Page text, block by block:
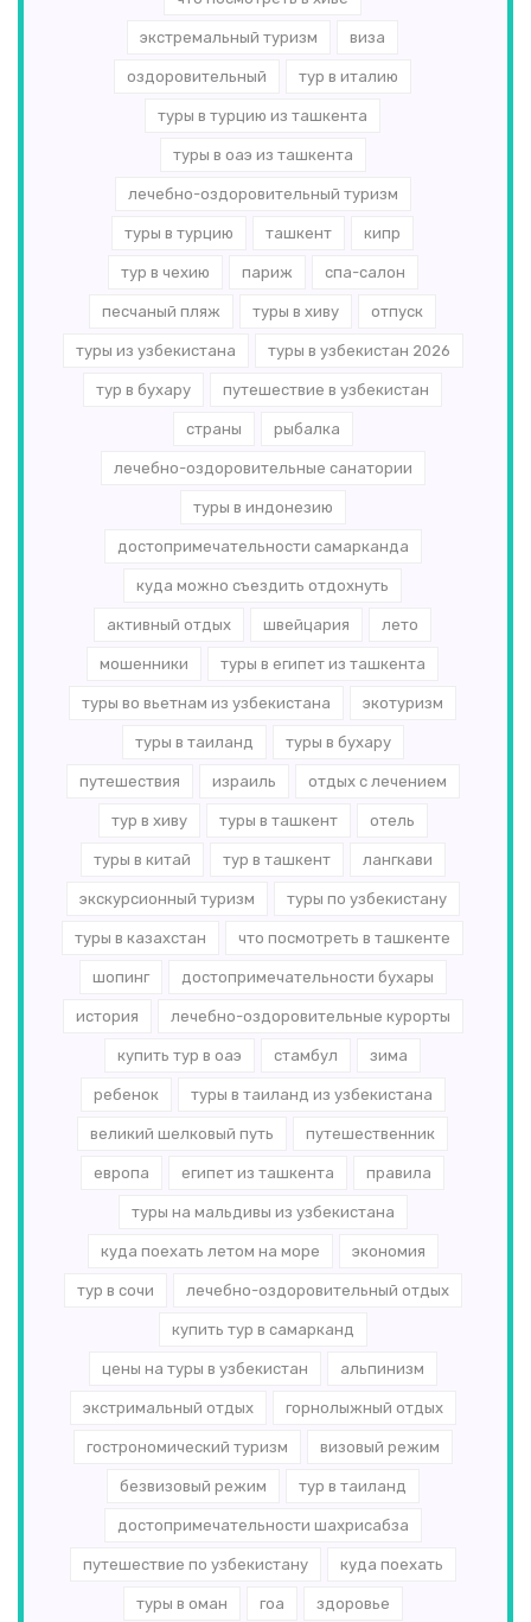
экстремальный туризм виза
оздоровительный тур в италию
туры в турцию из ташкента
туры в оаэ из ташкента
лечебно-оздоровительный туризм
туры в турцию ташкент кипр
тур в чехию париж спа-салон
песчаный пляж туры в хиву отпуск
туры из узбекистана туры в узбекистан 2026
тур в бухару путешествие в узбекистан
страны рыбалка
лечебно-оздоровительные санатории
туры в индонезию
достопримечательности самарканда
куда можно съездить отдохнуть
активный отдых швейцария лето
мошенники туры в египет из ташкента
туры во вьетнам из узбекистана экотуризм
туры в таиланд туры в бухару
путешествия израиль отдых с лечением
тур в хиву туры в ташкент отель
туры в китай тур в ташкент лангкави
экскурсионный туризм туры по узбекистану
туры в казахстан что посмотреть в ташкенте
шопинг достопримечательности бухары
история лечебно-оздоровительные курорты
купить тур в оаэ стамбул зима
ребенок туры в таиланд из узбекистана
великий шелковый путь путешественник
европа египет из ташкента правила
туры на мальдивы из узбекистана
куда поехать летом на море экономия
тур в сочи лечебно-оздоровительный отдых
купить тур в самарканд
цены на туры в узбекистан альпинизм
экстримальный отдых горнолыжный отдых
гострономический туризм визовый режим
безвизовый режим тур в таиланд
достопримечательности шахрисабза
путешествие по узбекистану куда поехать
туры в оман гоа здоровье